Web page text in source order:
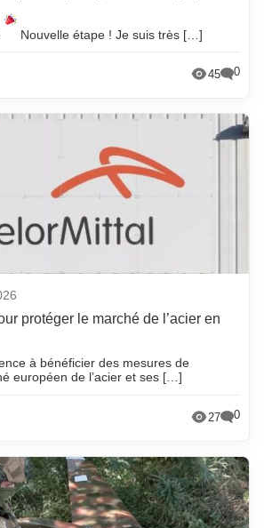
Nouvelle étape ! Je suis très […]
45 0
protéger le marché de l’acier en
à bénéficier des mesures de
européen de l’acier et ses […]
27 0